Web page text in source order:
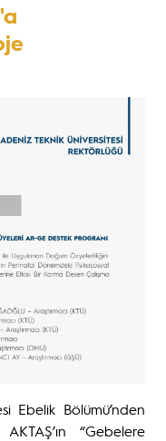
Ebelik Bölümü’nden
“Gebelere